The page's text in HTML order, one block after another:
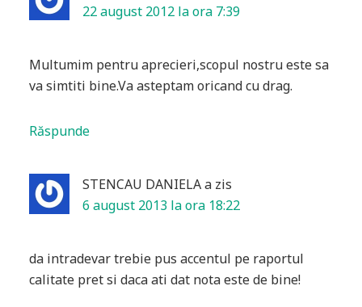
22 august 2012 la ora 7:39
Multumim pentru aprecieri,scopul nostru este sa
va simtiti bine.Va asteptam oricand cu drag.
Răspunde
STENCAU DANIELAa zis
6 august 2013 la ora 18:22
da intradevar trebie pus accentul pe raportul
calitate pret si daca ati dat nota este de bine!